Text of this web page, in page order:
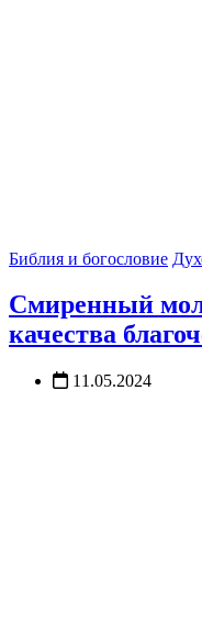
Библия и богословие
Смиренный
качества
11.05.2024